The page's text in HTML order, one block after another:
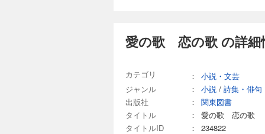
愛の歌 恋の歌 の詳細
カテゴリ ：
小説・文芸
ジャンル
： 小説 / 詩集・俳句
出版社
：
関東図書
タイトル
：
愛の歌 恋の歌
タイトルID
：
234822